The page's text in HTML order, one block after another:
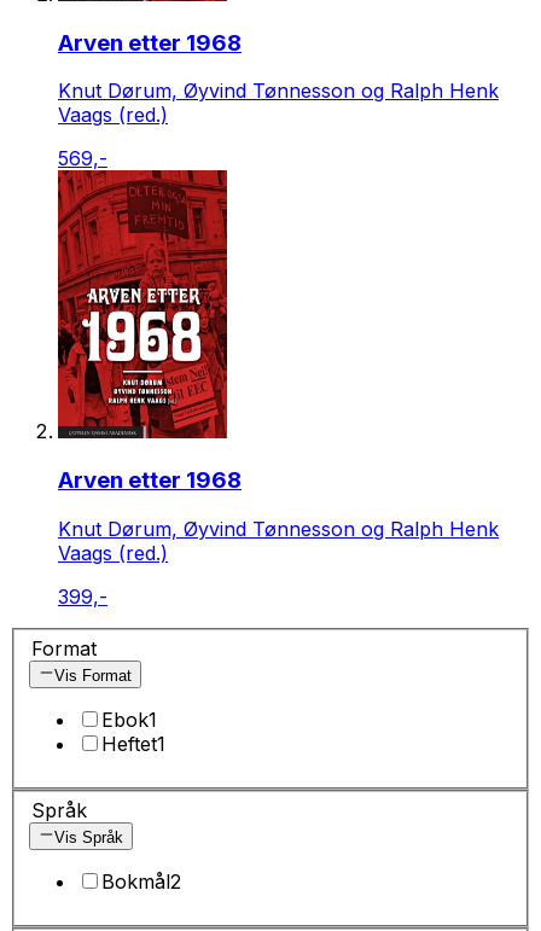
Arven etter 1968
Knut Dørum, Øyvind Tønnesson og Ralph Henk
Vaags (red.)
569,-
Arven etter 1968
Knut Dørum, Øyvind Tønnesson og Ralph Henk
Vaags (red.)
399,-
Format
Vis Format
Ebok1
Heftet1
Språk
Vis Språk
Bokmål2